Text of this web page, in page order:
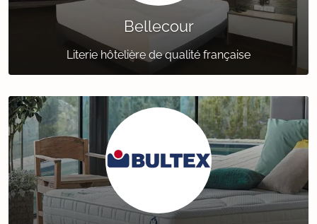
Bellecour
Literie hôtelière de qualité française